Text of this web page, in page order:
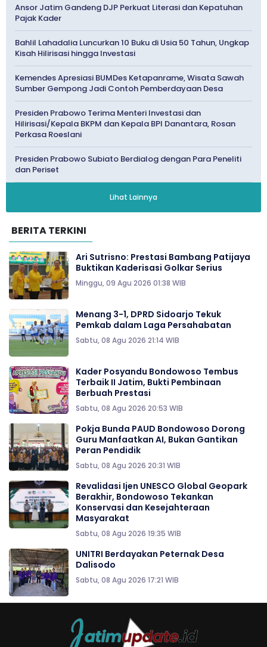
Ansor Jatim Gandeng DJP Perkuat Literasi dan Kepatuhan
Pajak Kader
Bahlil Lahadalia Luncurkan 10 Buku di Usia 50 Tahun, Ungkap
Kisah Hilirisasi hingga Investasi
Kemendes Apresiasi BUMDes Ketapanrame, Wisata Sawah
Sumber Gempong Jadi Contoh Pemberdayaan Desa
Presiden Prabowo Terima Menteri Investasi dan
Hilirisasi/Kepala BKPM dan Kepala BPI Danantara, Rosan
Perkasa Roeslani
Presiden Prabowo Subiato Berdialog dengan Para Peneliti
dan Periset
Lihat Lainnya
BERITA TERKINI
Ari Sutrisno: Prestasi Bambang Patijaya
Buktikan Kaderisasi Golkar Serius
Minggu, 09 Agu 2026 01:38 WIB
Menang 3-1, DPRD Sidoarjo Tekuk
Pemkab dalam Laga Persahabatan
Sabtu, 08 Agu 2026 21:14 WIB
Kader Posyandu Bondowoso Tembus
Terbaik II Jatim, Bukti Pembinaan
Berbuah Prestasi
Sabtu, 08 Agu 2026 20:53 WIB
Pokja Bunda PAUD Bondowoso Dorong
Guru Manfaatkan AI, Bukan Gantikan
Peran Pendidik
Sabtu, 08 Agu 2026 20:31 WIB
Revalidasi Ijen UNESCO Global Geopark
Berakhir, Bondowoso Tekankan
Konservasi dan Kesejahteraan
Masyarakat
Sabtu, 08 Agu 2026 19:35 WIB
UNITRI Berdayakan Peternak Desa
Dalisodo
Sabtu, 08 Agu 2026 17:21 WIB